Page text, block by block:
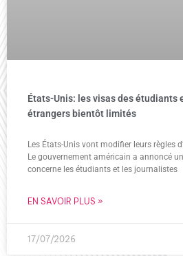
États-Unis: les visas des étudiants
étrangers bientôt limités
Les États-Unis vont modifier leurs règles
Le gouvernement américain a annoncé
concerne les étudiants et les journalistes
EN SAVOIR PLUS »
17/07/2026